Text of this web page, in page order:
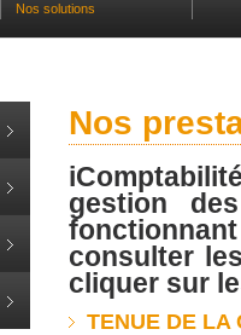
Nos solutions
Nos
gestion
consulter
cliquer sur
TENUE DE LA